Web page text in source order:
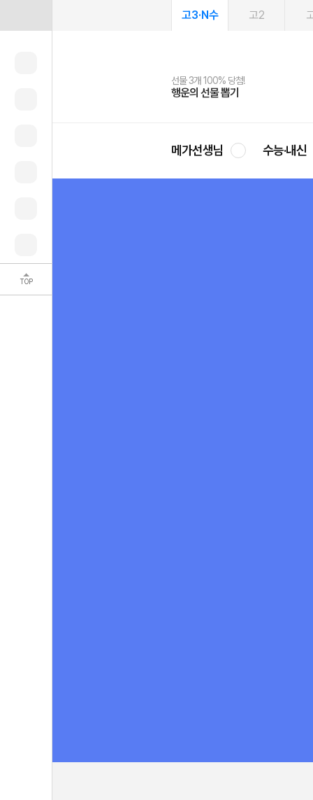
TOP
고3·N수 고2
선물 3개 100% 당첨!
행운의 선물 뽑기
선물 100% 증정!
메가스터디 X 올리브
여름방학 스터디 캐시백
메가런 썸머스쿨
2027 러셀 단과
강사 공개선발
스마트러닝앱
설문 EVENT
메가패스
3일 무료 체험권
메가패스 수강생 무료혜택!
메가클럽 멤버십
사회공헌 캠페인
희망이룸 메가나눔
메가선생님 수능·내신